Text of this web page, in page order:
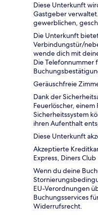
Diese Unterkunft
Gastgeber
gewerblichen,
Die Unterkunft
Verbindungstür/
wende dich mit
Die Telefonnummer
Geräuschfreie
Dank der
Feuerlöscher,
Sicherheitssystem
ihren Aufenthalt
Diese Unterkunft
Akzeptierte
Express, Diners Club
Wenn du deine
EU-Verordnungen
Buchungsservices
Widerrufsrecht.